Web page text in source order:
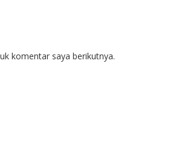
komentar saya berikutnya.